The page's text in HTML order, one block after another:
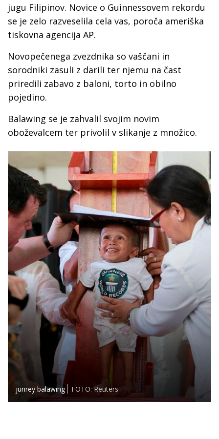
jugu Filipinov. Novice o Guinnessovem rekordu
se je zelo razveselila cela vas, poroča ameriška
tiskovna agencija AP.
Novopečenega zvezdnika so vaščani in
sorodniki zasuli z darili ter njemu na čast
priredili zabavo z baloni, torto in obilno
pojedino.
Balawing se je zahvalil svojim novim
oboževalcem ter privolil v slikanje z množico.
junrey balawing FOTO: Reuters